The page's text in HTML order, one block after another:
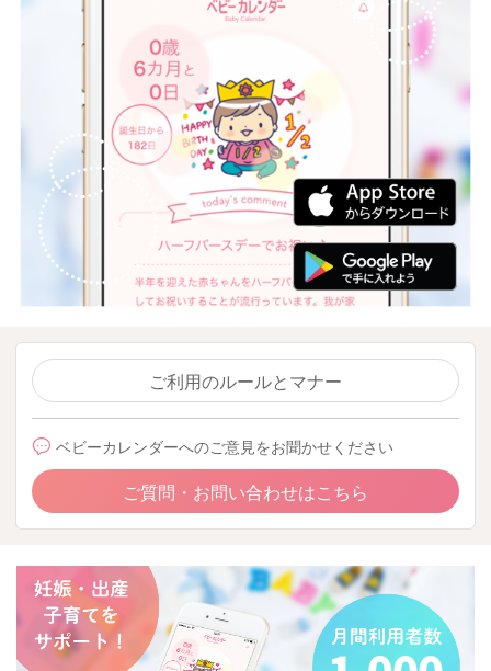
ご利用のルールとマナー
ベビーカレンダーへのご意見をお聞かせください
ご質問・お問い合わせはこちら